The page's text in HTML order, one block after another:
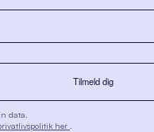
data.
her